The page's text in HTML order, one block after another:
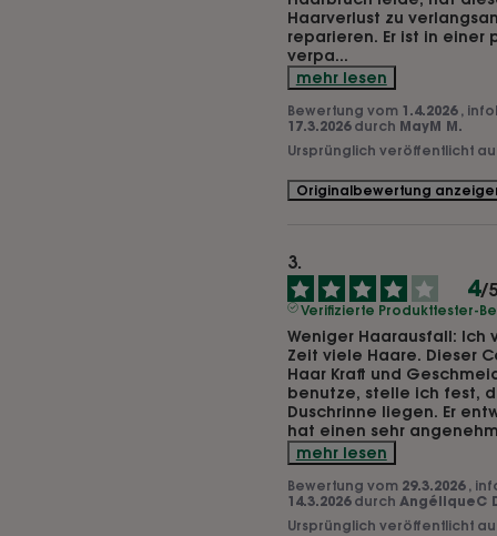
Haarverlust zu
reparieren. Er ist in einer
verpa...
mehr lesen
Bewertung vom 1.4.2026 ,
17.3.2026 durch MayM M.
Ursprünglich veröffentlicht
Originalbewertung
4/5
Verifizierte Produkttester-
Weniger Haarausfall: Ich
Zeit viele Haare. Dieser
Haar Kraft und
benutze, stelle ich fest,
Duschrinne liegen. Er
hat einen sehr
mehr lesen
Bewertung vom 29.3.2026 ,
14.3.2026 durch AngéliqueC
Ursprünglich veröffentlicht